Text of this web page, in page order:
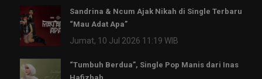
Sandrina & Ncum Ajak Nikah di Single Terbaru
“Mau Adat Apa”
Jumat, 10 Jul 2026 11:19 WIB
“Tumbuh Berdua”, Single Pop Manis dari Inas